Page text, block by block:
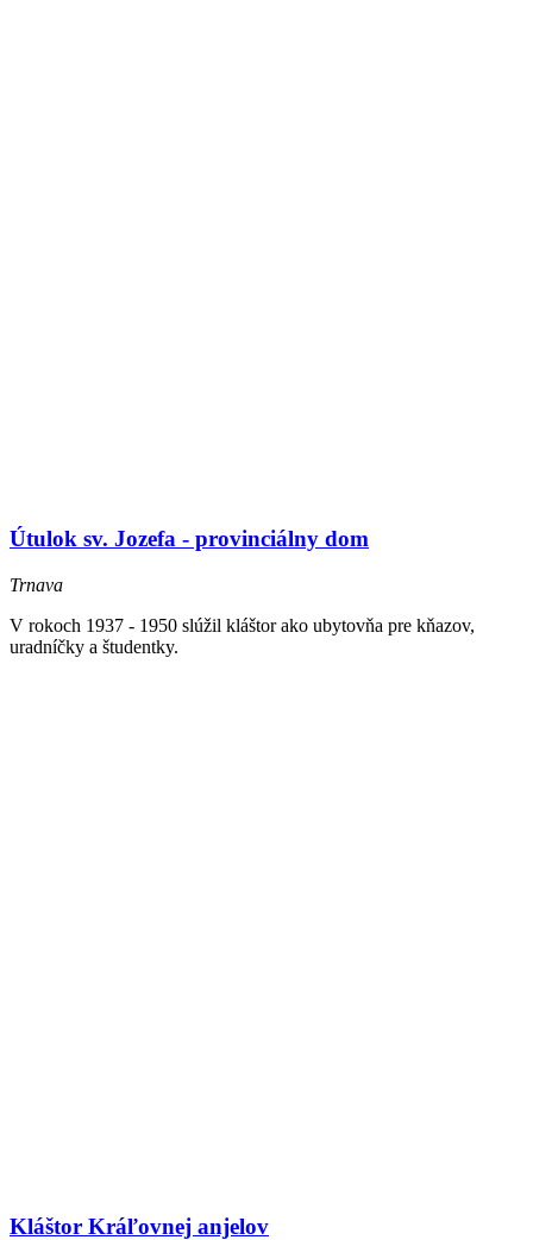
Útulok sv. Jozefa - provinciálny dom
Trnava
V rokoch 1937 - 1950 slúžil kláštor ako ubytovňa pre kňazov,
uradníčky a študentky.
Kláštor Kráľovnej anjelov